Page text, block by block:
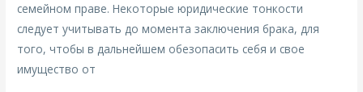
семейном праве. Некоторые юридические тонкости
следует учитывать до момента заключения брака, для
того, чтобы в дальнейшем обезопасить себя и свое
имущество от